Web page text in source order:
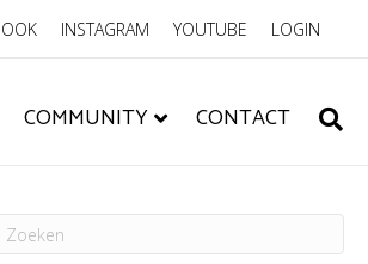
INSTAGRAM YOUTUBE LOGIN
COMMUNITY CONTACT